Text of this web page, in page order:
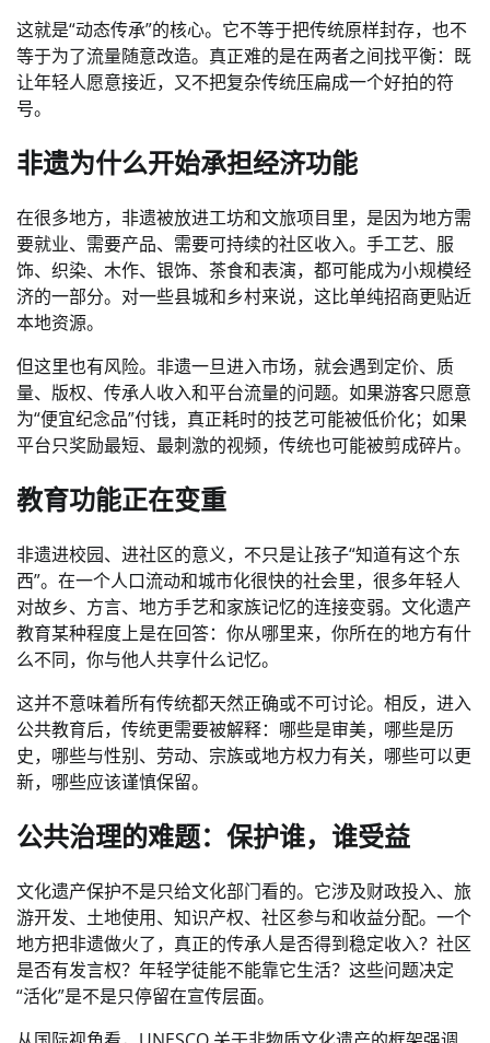
这就是“动态传承”的核心。它不等于把传统原样封存，也不
等于为了流量随意改造。真正难的是在两者之间找平衡：既
让年轻人愿意接近，又不把复杂传统压扁成一个好拍的符
号。
非遗为什么开始承担经济功能
在很多地方，非遗被放进工坊和文旅项目里，是因为地方需
要就业、需要产品、需要可持续的社区收入。手工艺、服
饰、织染、木作、银饰、茶食和表演，都可能成为小规模经
济的一部分。对一些县城和乡村来说，这比单纯招商更贴近
本地资源。
但这里也有风险。非遗一旦进入市场，就会遇到定价、质
量、版权、传承人收入和平台流量的问题。如果游客只愿意
为“便宜纪念品”付钱，真正耗时的技艺可能被低价化；如果
平台只奖励最短、最刺激的视频，传统也可能被剪成碎片。
教育功能正在变重
非遗进校园、进社区的意义，不只是让孩子“知道有这个东
西”。在一个人口流动和城市化很快的社会里，很多年轻人
对故乡、方言、地方手艺和家族记忆的连接变弱。文化遗产
教育某种程度上是在回答：你从哪里来，你所在的地方有什
么不同，你与他人共享什么记忆。
这并不意味着所有传统都天然正确或不可讨论。相反，进入
公共教育后，传统更需要被解释：哪些是审美，哪些是历
史，哪些与性别、劳动、宗族或地方权力有关，哪些可以更
新，哪些应该谨慎保留。
公共治理的难题：保护谁，谁受益
文化遗产保护不是只给文化部门看的。它涉及财政投入、旅
游开发、土地使用、知识产权、社区参与和收益分配。一个
地方把非遗做火了，真正的传承人是否得到稳定收入？社区
是否有发言权？年轻学徒能不能靠它生活？这些问题决定
“活化”是不是只停留在宣传层面。